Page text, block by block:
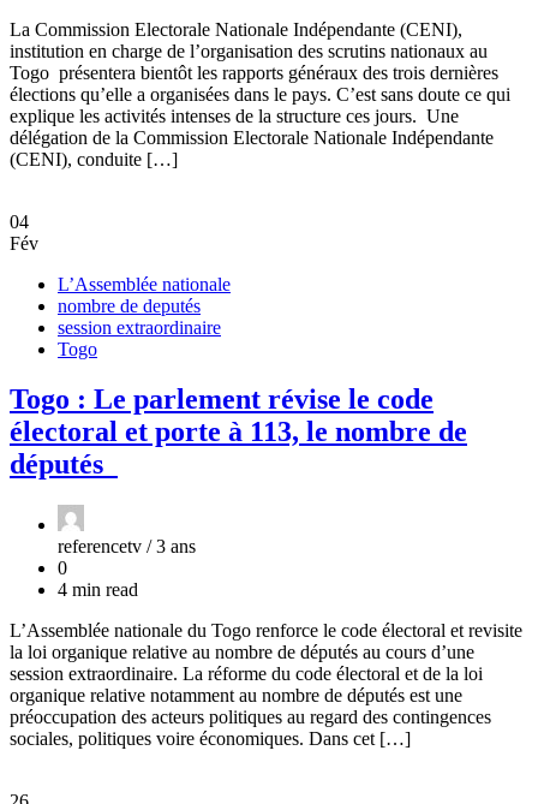
La Commission Electorale Nationale Indépendante (CENI),
institution en charge de l’organisation des scrutins nationaux au
Togo présentera bientôt les rapports généraux des trois dernières
élections qu’elle a organisées dans le pays. C’est sans doute ce qui
explique les activités intenses de la structure ces jours. Une
délégation de la Commission Electorale Nationale Indépendante
(CENI), conduite […]
04
Fév
L’Assemblée nationale
nombre de deputés
session extraordinaire
Togo
Togo : Le parlement révise le code
électoral et porte à 113, le nombre de
députés
referencetv /3 ans
0
4 min read
L’Assemblée nationale du Togo renforce le code électoral et revisite
la loi organique relative au nombre de députés au cours d’une
session extraordinaire. La réforme du code électoral et de la loi
organique relative notamment au nombre de députés est une
préoccupation des acteurs politiques au regard des contingences
sociales, politiques voire économiques. Dans cet […]